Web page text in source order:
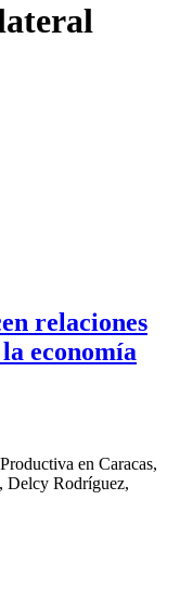
relaciones
economía
en Caracas,
Delcy Rodríguez,